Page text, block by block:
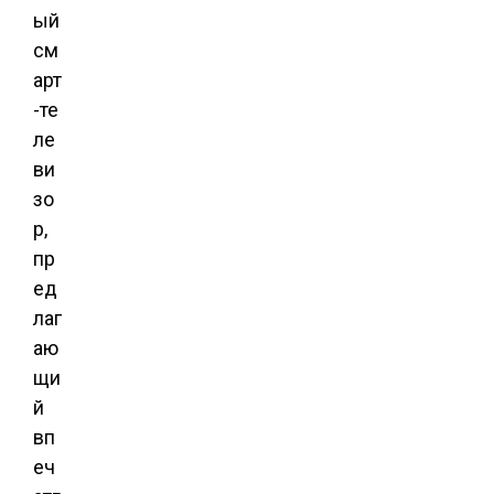
ый
см
арт
-те
ле
ви
зо
р,
пр
ед
лаг
аю
щи
й
вп
еч